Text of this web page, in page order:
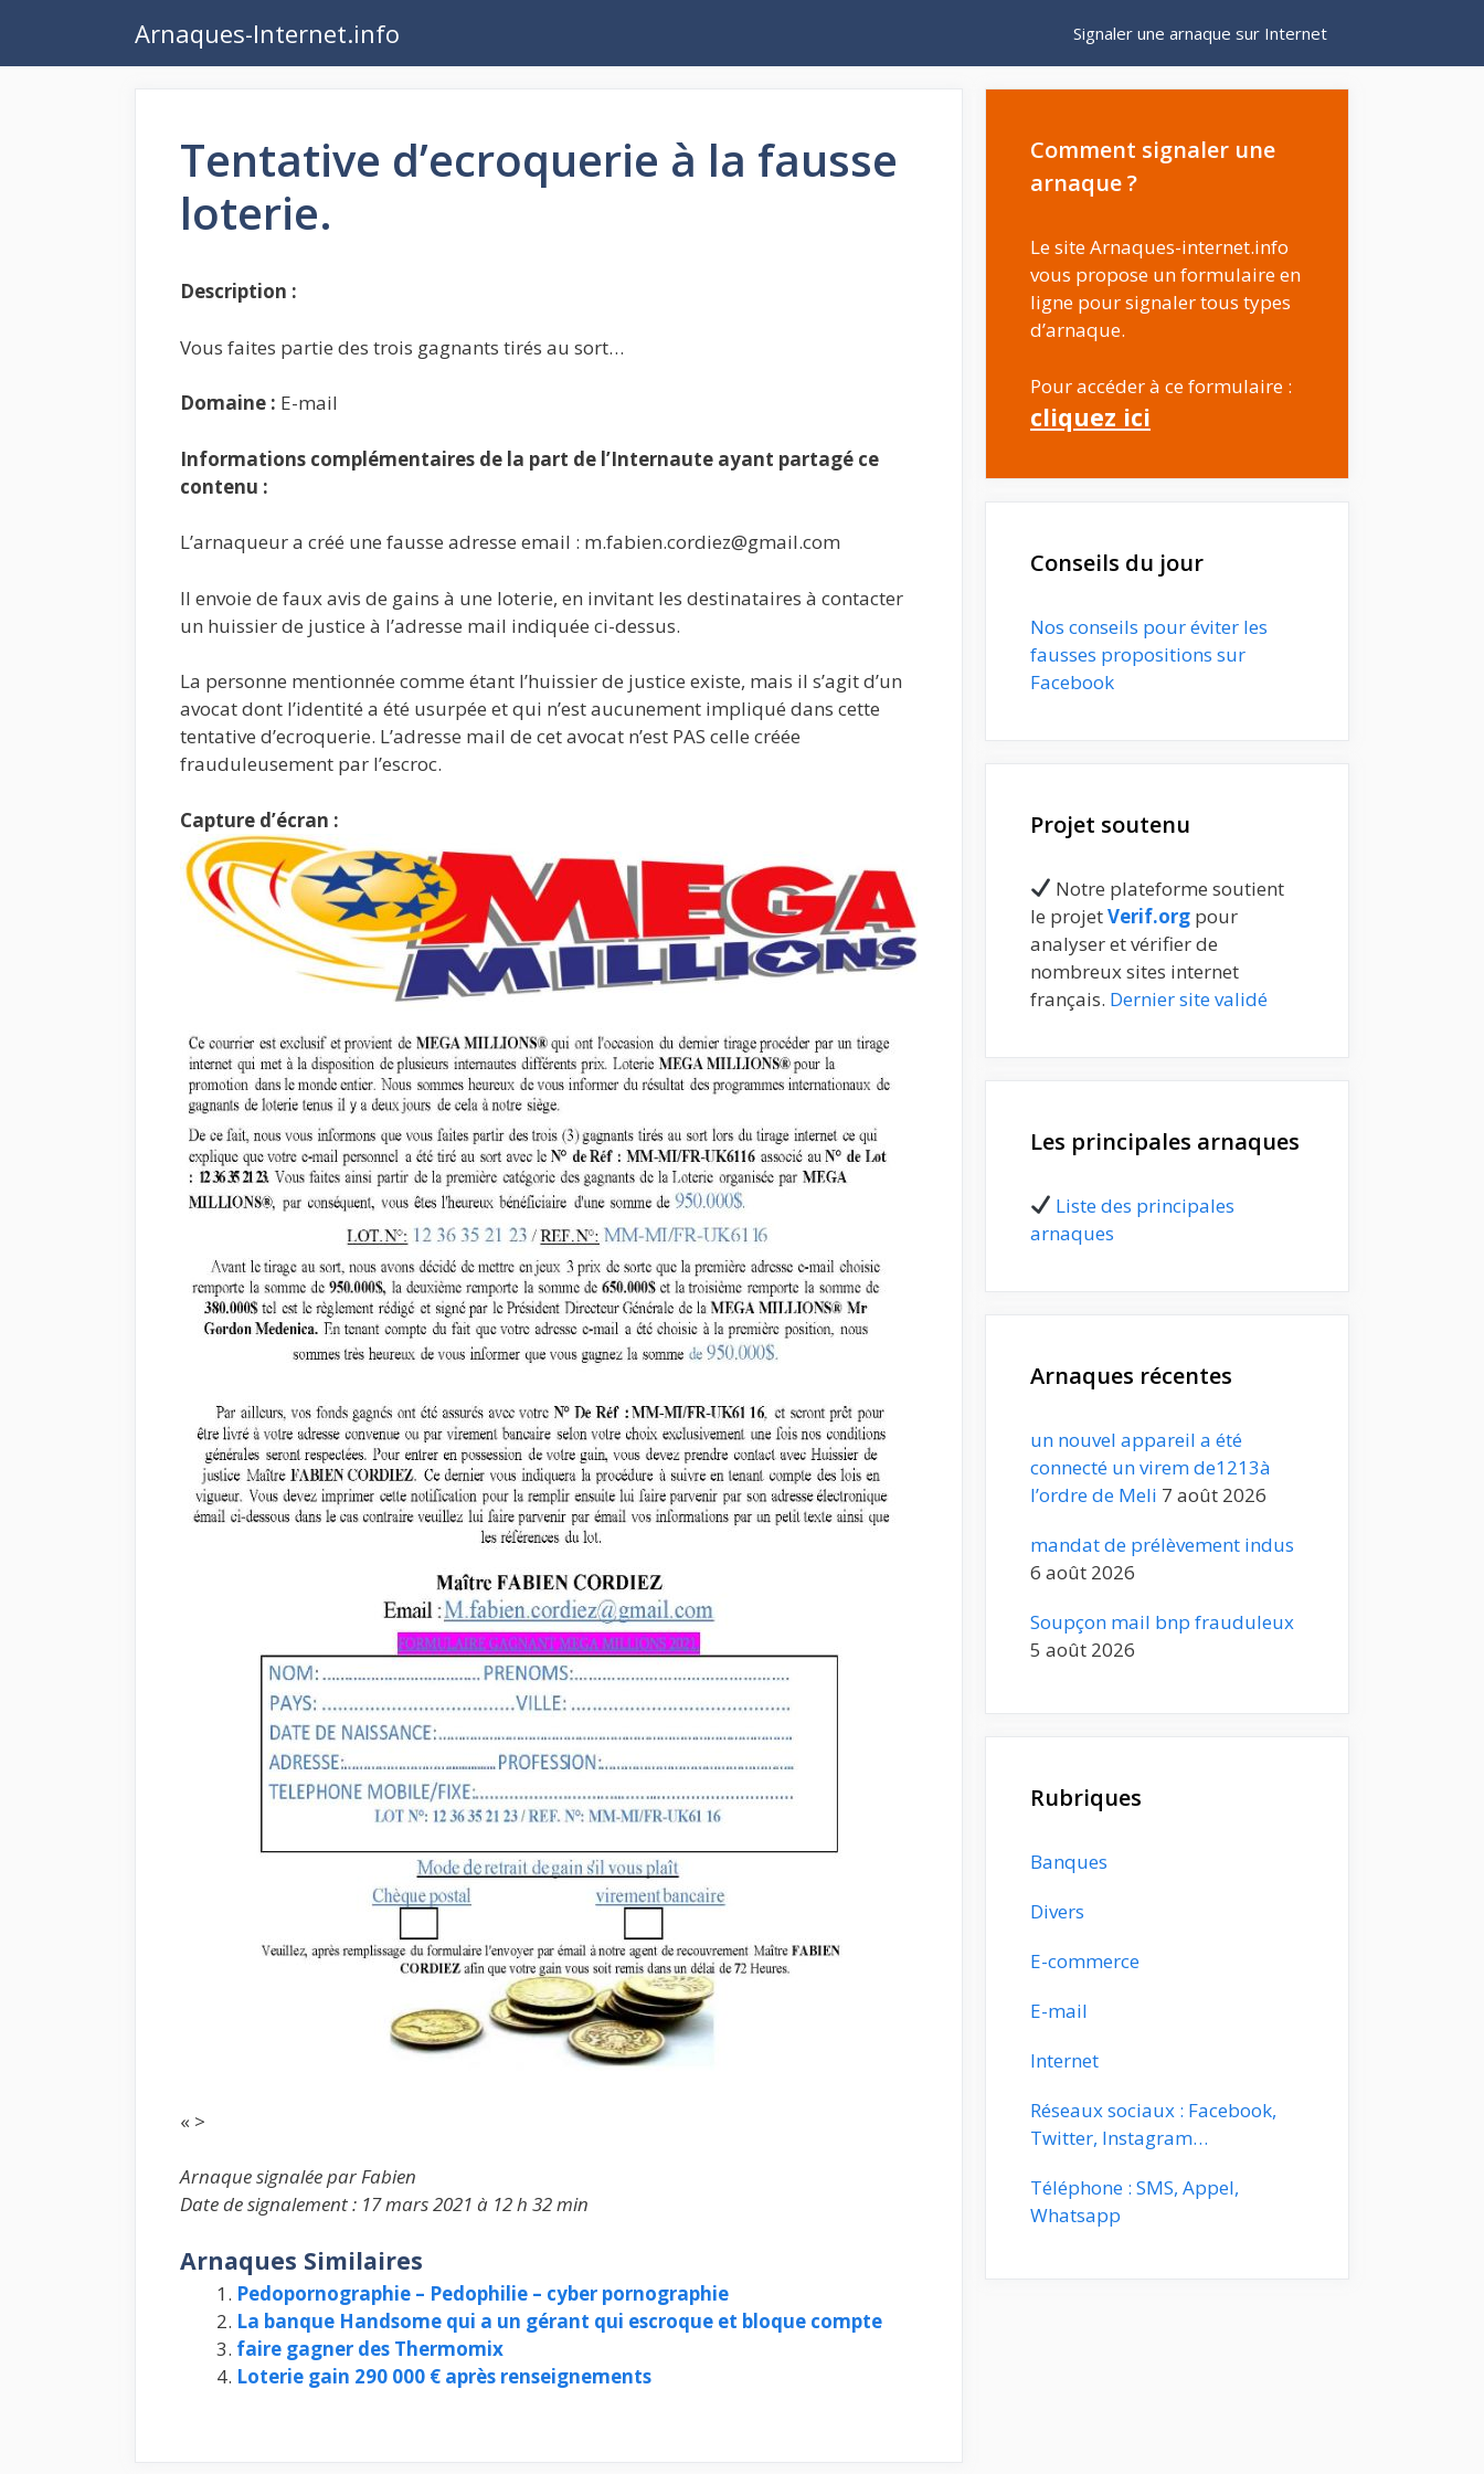
contenu
Arnaques-Internet.info Signaler une arnaque sur Internet
Tentative d’ecroquerie à la fausse
loterie.
Description :
Vous faites partie des trois gagnants tirés au sort…
Domaine : E-mail
Informations complémentaires de la part de l’Internaute ayant partagé ce
contenu :
L’arnaqueur a créé une fausse adresse email : m.fabien.cordiez@gmail.com
Il envoie de faux avis de gains à une loterie, en invitant les destinataires à contacter
un huissier de justice à l’adresse mail indiquée ci-dessus.
La personne mentionnée comme étant l’huissier de justice existe, mais il s’agit d’un
avocat dont l’identité a été usurpée et qui n’est aucunement impliqué dans cette
tentative d’ecroquerie. L’adresse mail de cet avocat n’est PAS celle créée
frauduleusement par l’escroc.
Capture d’écran :
« >
Arnaque signalée par Fabien
Date de signalement : 17 mars 2021 à 12 h 32 min
Arnaques Similaires
Pedopornographie – Pedophilie – cyber pornographie
La banque Handsome qui a un gérant qui escroque et bloque compte
faire gagner des Thermomix
Loterie gain 290 000 € après renseignements
Comment signaler une
arnaque ?
Le site Arnaques-internet.info
vous propose un formulaire en
ligne pour signaler tous types
d’arnaque.
Pour accéder à ce formulaire :
cliquez ici
Conseils du jour
Nos conseils pour éviter les
fausses propositions sur
Facebook
Projet soutenu
Notre plateforme soutient
le projetVerif.org pour
analyser et vérifier de
nombreux sites internet
français. Dernier site validé
Les principales arnaques
Liste des principales
arnaques
Arnaques récentes
un nouvel appareil a été
connecté un virem de1213à
l’ordre de Meli 7 août 2026
mandat de prélèvement indus
6 août 2026
Soupçon mail bnp frauduleux
5 août 2026
Rubriques
Banques
Divers
E-commerce
E-mail
Internet
Réseaux sociaux : Facebook,
Twitter, Instagram…
Téléphone : SMS, Appel,
Whatsapp